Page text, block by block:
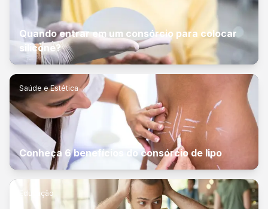
Quando entrar em um consórcio para colocar
silicone?
Saúde e Estética
Conheça 6 benefícios do consórcio de lipo
Educação